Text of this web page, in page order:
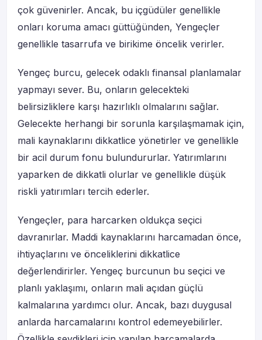
çok güvenirler. Ancak, bu içgüdüler genellikle
onları koruma amacı güttüğünden, Yengeçler
genellikle tasarrufa ve birikime öncelik verirler.
Yengeç burcu, gelecek odaklı finansal planlamalar
yapmayı sever. Bu, onların gelecekteki
belirsizliklere karşı hazırlıklı olmalarını sağlar.
Gelecekte herhangi bir sorunla karşılaşmamak için,
mali kaynaklarını dikkatlice yönetirler ve genellikle
bir acil durum fonu bulundururlar. Yatırımlarını
yaparken de dikkatli olurlar ve genellikle düşük
riskli yatırımları tercih ederler.
Yengeçler, para harcarken oldukça seçici
davranırlar. Maddi kaynaklarını harcamadan önce,
ihtiyaçlarını ve önceliklerini dikkatlice
değerlendirirler. Yengeç burcunun bu seçici ve
planlı yaklaşımı, onların mali açıdan güçlü
kalmalarına yardımcı olur. Ancak, bazı duygusal
anlarda harcamalarını kontrol edemeyebilirler.